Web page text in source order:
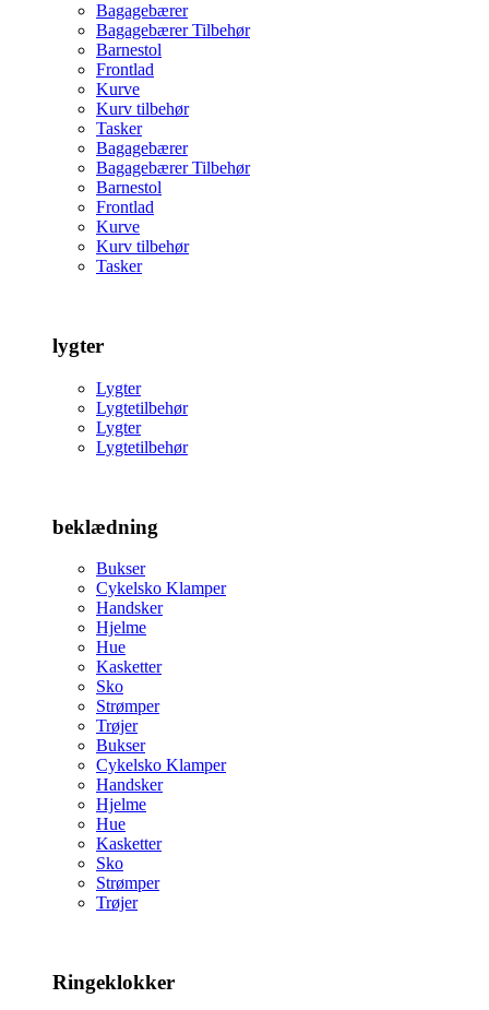
Bagagebærer
Bagagebærer Tilbehør
Barnestol
Frontlad
Kurve
Kurv tilbehør
Tasker
Bagagebærer
Bagagebærer Tilbehør
Barnestol
Frontlad
Kurve
Kurv tilbehør
Tasker
lygter
Lygter
Lygtetilbehør
Lygter
Lygtetilbehør
beklædning
Bukser
Cykelsko Klamper
Handsker
Hjelme
Hue
Kasketter
Sko
Strømper
Trøjer
Bukser
Cykelsko Klamper
Handsker
Hjelme
Hue
Kasketter
Sko
Strømper
Trøjer
Ringeklokker